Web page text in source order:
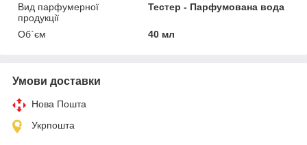
Вид парфумерної
продукції
Тестер - Парфумована вода
Об`єм 40 мл
Умови доставки
Нова Пошта
Укрпошта